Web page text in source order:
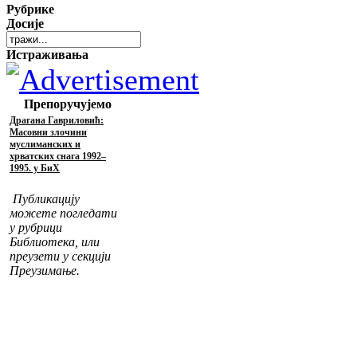
Рубрике
Досије
Истраживања
Препоручујемо
Драгана Гавриловић:
Масовни злочини
муслиманских и
хрватских снага 1992–
1995. у БиХ
Публикацију
можете погледати
у рубрици
Библиотека, или
преузети у секцији
Преузимање.